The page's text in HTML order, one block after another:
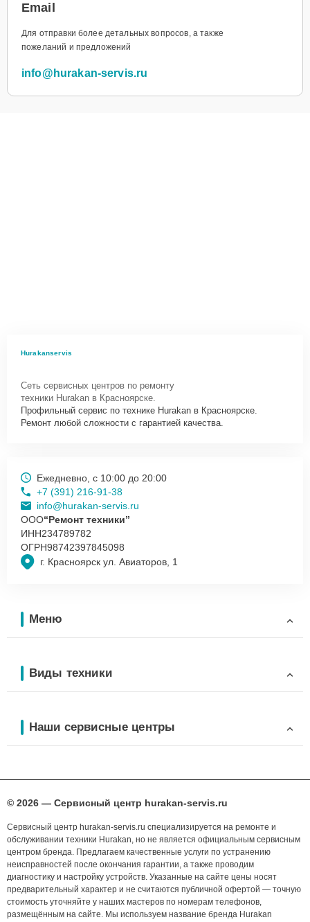
Email
Для отправки более детальных вопросов, а также
пожеланий и предложений
info@hurakan-servis.ru
Hurakanservis
Сеть сервисных центров по ремонту
техники Hurakan в Красноярске.
Профильный сервис по технике Hurakan в Красноярске.
Ремонт любой сложности с гарантией качества.
г. Красноярск ул. Авиаторов, 1
Ежедневно, с 10:00 до 20:00
+7 (391) 216-91-38
info@hurakan-servis.ru
ООО“Ремонт техники”
ИНН234789782
ОГРН98742397845098
Меню
Виды техники
Наши сервисные центры
© 2026 — Сервисный центр hurakan-servis.ru
Сервисный центр hurakan-servis.ru специализируется на ремонте и
обслуживании техники Hurakan, но не является официальным сервисным
центром бренда. Предлагаем качественные услуги по устранению
неисправностей после окончания гарантии, а также проводим
диагностику и настройку устройств. Указанные на сайте цены носят
предварительный характер и не считаются публичной офертой — точную
стоимость уточняйте у наших мастеров по номерам телефонов,
размещённым на сайте. Мы используем название бренда Hurakan